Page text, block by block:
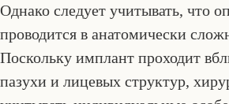
Однако следует учитывать, что
проводится в анатомически
Поскольку имплант проходит
пазухи и лицевых структур,